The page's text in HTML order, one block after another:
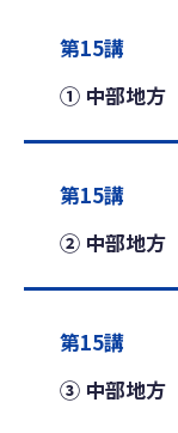
第15講
① 中部地方
第15講
② 中部地方
第15講
③ 中部地方